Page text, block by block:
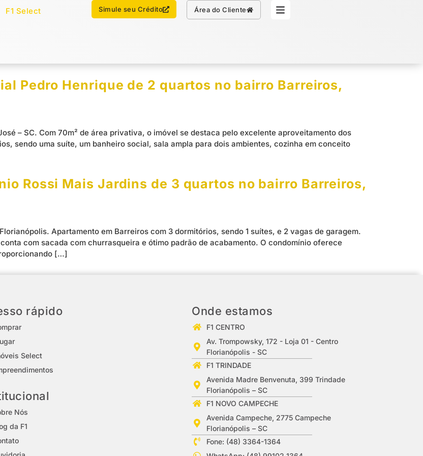
F1 Select Simule seu Crédito Área do Cliente
Select
Chamar no WhatsApp Simule seu Crédito
Pedro Henrique de 2 quartos no bairro Barreiros,
– SC. Com 70m² de área privativa, o imóvel se destaca pelo excelente aproveitamento dos
sendo uma suíte, um banheiro social, sala ampla para dois ambientes, cozinha em conceito
Rossi Mais Jardins de 3 quartos no bairro Barreiros,
Apartamento em Barreiros com 3 dormitórios, sendo 1 suítes, e 2 vagas de garagem.
com sacada com churrasqueira e ótimo padrão de acabamento. O condomínio oferece
[…]
rápido
Select
Nós
da F1
Onde estamos
F1 CENTRO
Av. Trompowsky, 172 - Loja 01 - Centro
Florianópolis - SC
F1 TRINDADE
Avenida Madre Benvenuta, 399 Trindade
Florianópolis – SC
F1 NOVO CAMPECHE
Avenida Campeche, 2775 Campeche
Florianópolis – SC
Fone: (48) 3364-1364